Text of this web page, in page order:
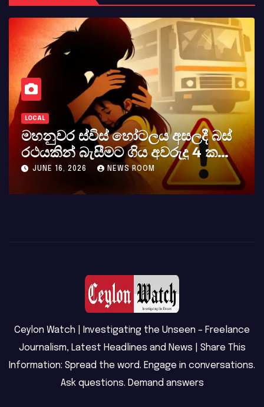
LOCAL
මහනුවර ස්විස් හෝටලය අසලදී බස්
රථයකින් බැසීමට ගිය අවරුදු 4 ක
මවක් සහ දියණියක් වැටේ
JUNE 16, 2026 NEWS ROOM
Ceylon Watch | Investigating the Unseen – Freelance
Journalism, Latest Headlines and News | Share This
Information: Spread the word. Engage in conversations.
Ask questions. Demand answers